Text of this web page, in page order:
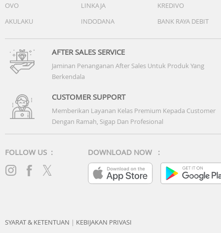
OVO
LINKAJA
KREDIVO
AKULAKU
INDODANA BANK RAYA DEBIT
AFTER SALES SERVICE
Jaminan Penanganan After Sales Untuk Produk Yang
Berkendala
CUSTOMER SUPPORT
Memberikan Layanan Kelas Premium Kepada Customer
Dengan Ramah, Sigap Dan Profesional
FOLLOW US : DOWNLOAD NOW :
SYARAT & KETENTUAN | KEBIJAKAN PRIVASI